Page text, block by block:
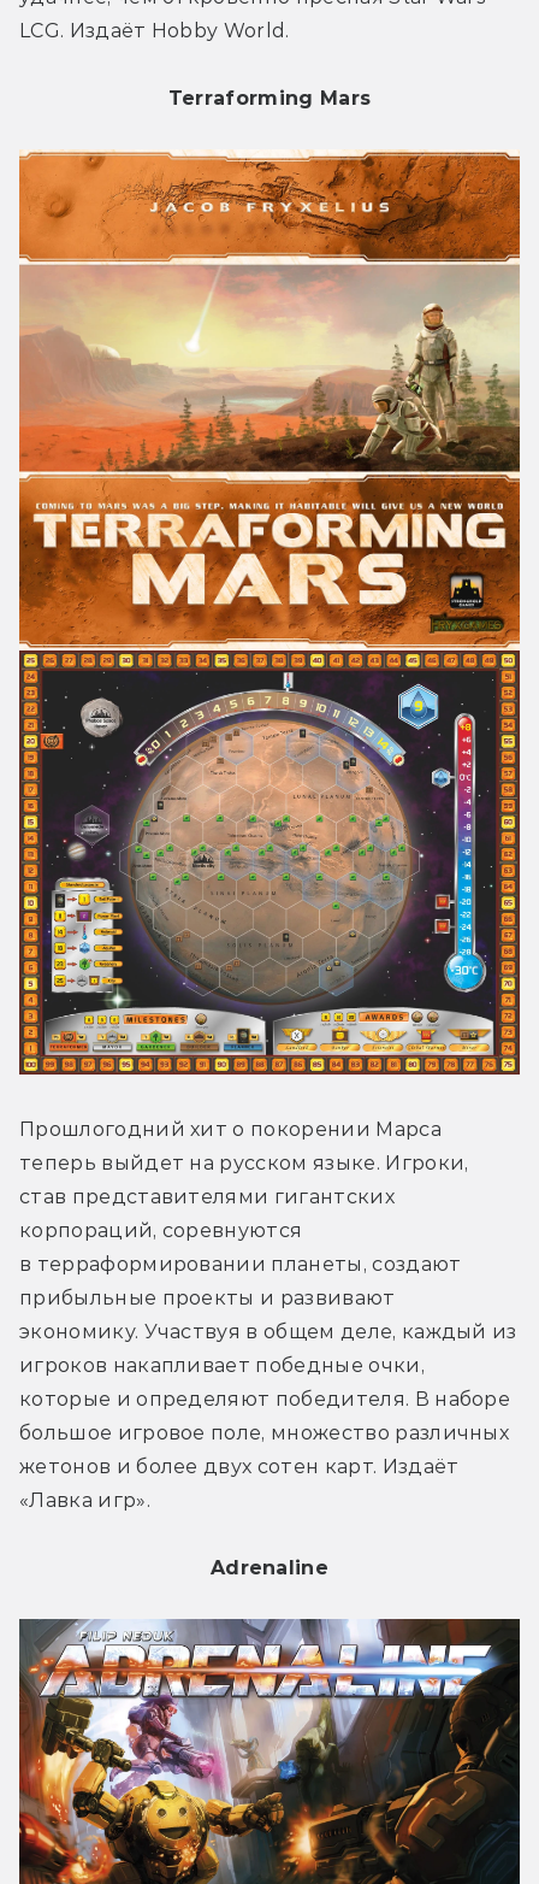
LCG. Издаёт Hobby World.
Terraforming Mars
Прошлогодний хит о покорении Марса
теперь выйдет на русском языке. Игроки,
став представителями гигантских
корпораций, соревнуются
в терраформировании планеты, создают
прибыльные проекты и развивают
экономику. Участвуя в общем деле, каждый из
игроков накапливает победные очки,
которые и определяют победителя. В наборе
большое игровое поле, множество различных
жетонов и более двух сотен карт. Издаёт
«Лавка игр».
Adrenaline